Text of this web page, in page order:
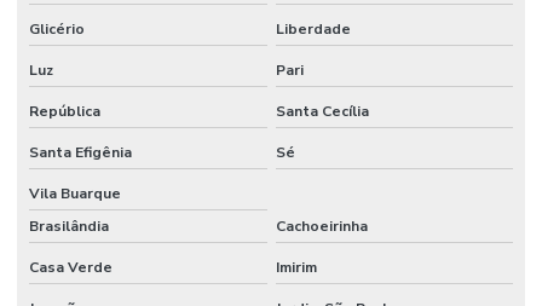
Glicério Liberdade
Luz Pari
República Santa Cecília
Santa Efigênia Sé
Vila Buarque
Brasilândia
Cachoeirinha
Casa Verde Imirim